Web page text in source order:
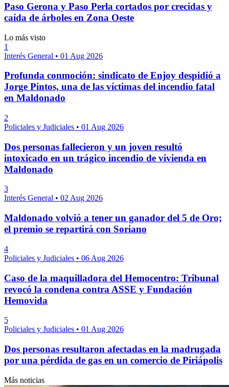
Paso Gerona y Paso Perla cortados por crecidas y
caída de árboles en Zona Oeste
Lo más visto
1
Interés General • 01 Aug 2026
Profunda conmoción: sindicato de Enjoy despidió a
Jorge Pintos, una de las víctimas del incendio fatal
en Maldonado
2
Policiales y Judiciales • 01 Aug 2026
Dos personas fallecieron y un joven resultó
intoxicado en un trágico incendio de vivienda en
Maldonado
3
Interés General • 02 Aug 2026
Maldonado volvió a tener un ganador del 5 de Oro;
el premio se repartirá con Soriano
4
Policiales y Judiciales • 06 Aug 2026
Caso de la maquilladora del Hemocentro: Tribunal
revocó la condena contra ASSE y Fundación
Hemovida
5
Policiales y Judiciales • 01 Aug 2026
Dos personas resultaron afectadas en la madrugada
por una pérdida de gas en un comercio de Piriápolis
Más noticias